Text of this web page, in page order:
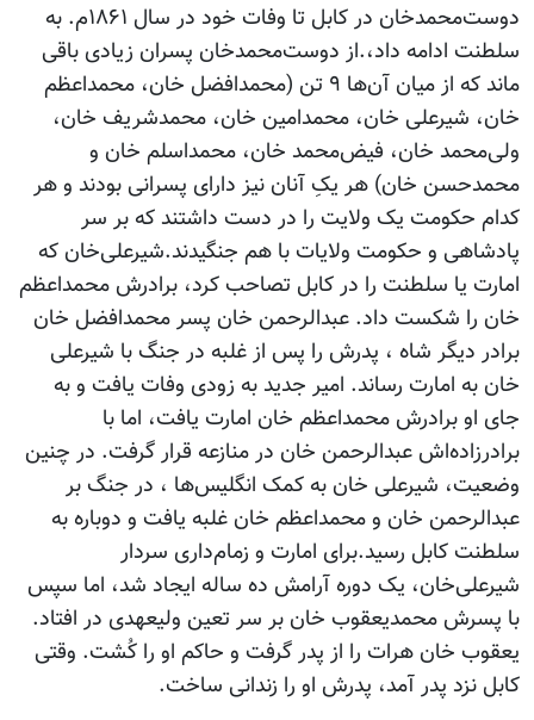
دوست‌محمدخان در کابل تا وفات خود در سال ۱۸۶۱م. به
سلطنت ادامه داد،.از دوست‌محمدخان پسران زیادی باقی
ماند که از میان آن‌ها ۹ تن (محمدافضل خان، محمداعظم
خان، شیرعلی خان، محمدامین خان، محمدشریف خان،
ولی‌محمد خان، فیض‌محمد خان، محمداسلم خان و
محمدحسن خان) هر یکِ آنان نیز دارای پسرانی بودند و هر
کدام حکومت یک ولایت را در دست داشتند که بر سر
پادشاهی و حکومت ولایات با هم جنگیدند.شیرعلی‌خان که
امارت یا سلطنت را در کابل تصاحب کرد، برادرش محمداعظم
خان را شکست داد. عبدالرحمن خان پسر محمدافضل خان
برادر دیگر شاه ، پدرش را پس از غلبه در جنگ با شیرعلی
خان به امارت رساند. امیر جدید به زودی وفات یافت و به
جای او برادرش محمداعظم خان امارت یافت، اما با
برادرزاده‌اش عبدالرحمن خان در منازعه قرار گرفت. در چنین
وضعیت، شیرعلی خان به کمک انگلیس‌ها ، در جنگ بر
عبدالرحمن خان و محمداعظم خان غلبه یافت و دوباره به
سلطنت کابل رسید.برای امارت و زمام‌داری سردار
شیرعلی‌خان، یک دوره آرامش ده ساله ایجاد شد، اما سپس
با پسرش محمدیعقوب خان بر سر تعین ولیعهدی در افتاد.
یعقوب خان هرات را از پدر گرفت و حاکم او را کُشت. وقتی
کابل نزد پدر آمد، پدرش او را زندانی ساخت.